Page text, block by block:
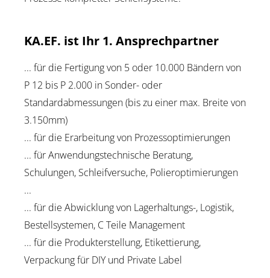
KA.EF. ist Ihr 1. Ansprechpartner
... für die Fertigung von 5 oder 10.000 Bändern von
P 12 bis P 2.000 in Sonder- oder
Standardabmessungen (bis zu einer max. Breite von
3.150mm)
... für die Erarbeitung von Prozessoptimierungen
... für Anwendungstechnische Beratung,
Schulungen, Schleifversuche, Polieroptimierungen
...
... für die Abwicklung von Lagerhaltungs-, Logistik,
Bestellsystemen, C Teile Management
... für die Produkterstellung, Etikettierung,
Verpackung für DIY und Private Label